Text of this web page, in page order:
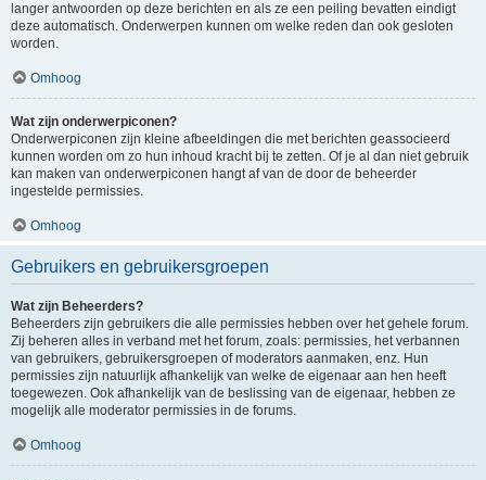
langer antwoorden op deze berichten en als ze een peiling bevatten eindigt
deze automatisch. Onderwerpen kunnen om welke reden dan ook gesloten
worden.
Omhoog
Wat zijn onderwerpiconen?
Onderwerpiconen zijn kleine afbeeldingen die met berichten geassocieerd
kunnen worden om zo hun inhoud kracht bij te zetten. Of je al dan niet gebruik
kan maken van onderwerpiconen hangt af van de door de beheerder
ingestelde permissies.
Omhoog
Gebruikers en gebruikersgroepen
Wat zijn Beheerders?
Beheerders zijn gebruikers die alle permissies hebben over het gehele forum.
Zij beheren alles in verband met het forum, zoals: permissies, het verbannen
van gebruikers, gebruikersgroepen of moderators aanmaken, enz. Hun
permissies zijn natuurlijk afhankelijk van welke de eigenaar aan hen heeft
toegewezen. Ook afhankelijk van de beslissing van de eigenaar, hebben ze
mogelijk alle moderator permissies in de forums.
Omhoog